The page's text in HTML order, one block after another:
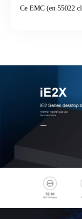
Ce EMC (en 55022